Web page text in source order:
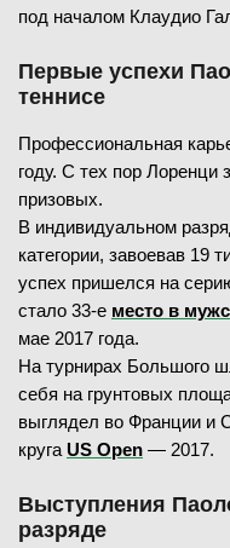
под началом Клаудио
Первые успехи
теннисе
Профессиональная
году. С тех пор Лоренци
призовых.
В индивидуальном
категории, завоевав 19
успех пришелся на
стало 33-е место в
мае 2017 года.
На турнирах Большого
себя на грунтовых
выглядел во Франции и
круга US Open — 2017.
Выступления
разряде